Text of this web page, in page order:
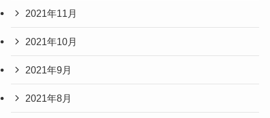
2021年11月
2021年10月
2021年9月
2021年8月